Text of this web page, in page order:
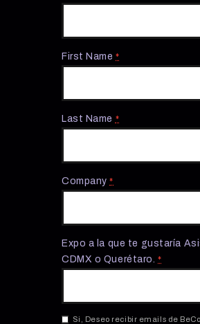
First Name*
Last Name *
Company*
Expo a la que te gustaría
CDMX o Querétaro.*
Si, Deseo recibir emails de